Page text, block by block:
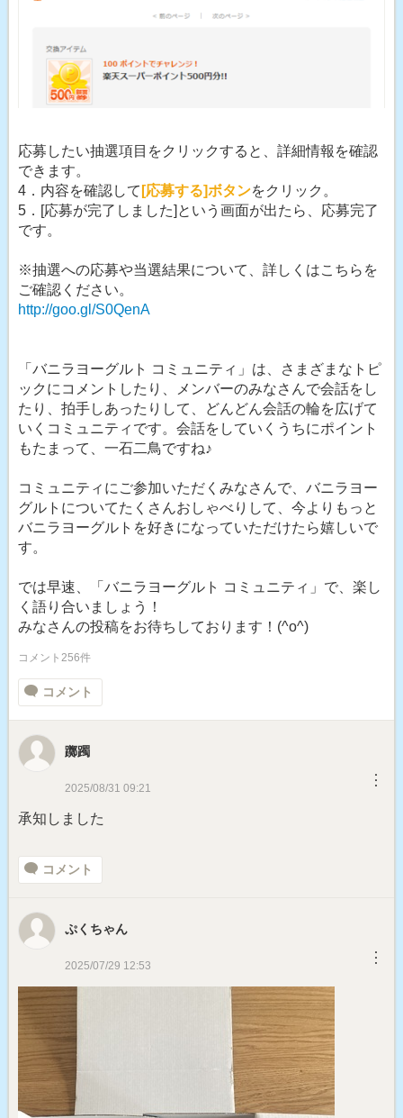
応募したい抽選項目をクリックすると、詳細情報を確認
できます。
4．内容を確認して [応募する]ボタンをクリック。
5．[応募が完了しました]という画面が出たら、応募完了
です。
※抽選への応募や当選結果について、詳しくはこちらを
ご確認ください。
http://goo.gl/S0QenA
「バニラヨーグルト コミュニティ」は、さまざまなトピ
ックにコメントしたり、メンバーのみなさんで会話をし
たり、拍手しあったりして、どんどん会話の輪を広げて
いくコミュニティです。会話をしていくうちにポイント
もたまって、一石二鳥ですね♪
コミュニティにご参加いただくみなさんで、バニラヨー
グルトについてたくさんおしゃべりして、今よりもっと
バニラヨーグルトを好きになっていただけたら嬉しいで
す。
では早速、「バニラヨーグルト コミュニティ」で、楽し
く語り合いましょう！
みなさんの投稿をお待ちしております！(^o^)
コメント256件
コメント
躑躅
2025/08/31 09:21 ︙
承知しました
コメント
ぷくちゃん
2025/07/29 12:53 ︙